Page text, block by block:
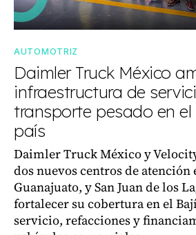
AUTOMOTRIZ
Daimler Truck México
infraestructura de
transporte pesado en el
país
Daimler Truck México y
dos nuevos centros de atención
Guanajuato, y San Juan de los
fortalecer su cobertura en el
servicio, refacciones y